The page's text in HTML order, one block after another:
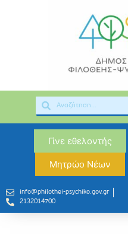
Γίνε εθελοντής
Μητρώο Νέων
info@philothei-psychiko.gov.gr
2132014700